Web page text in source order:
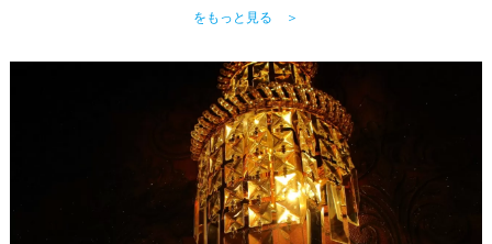
をもっと見る ＞